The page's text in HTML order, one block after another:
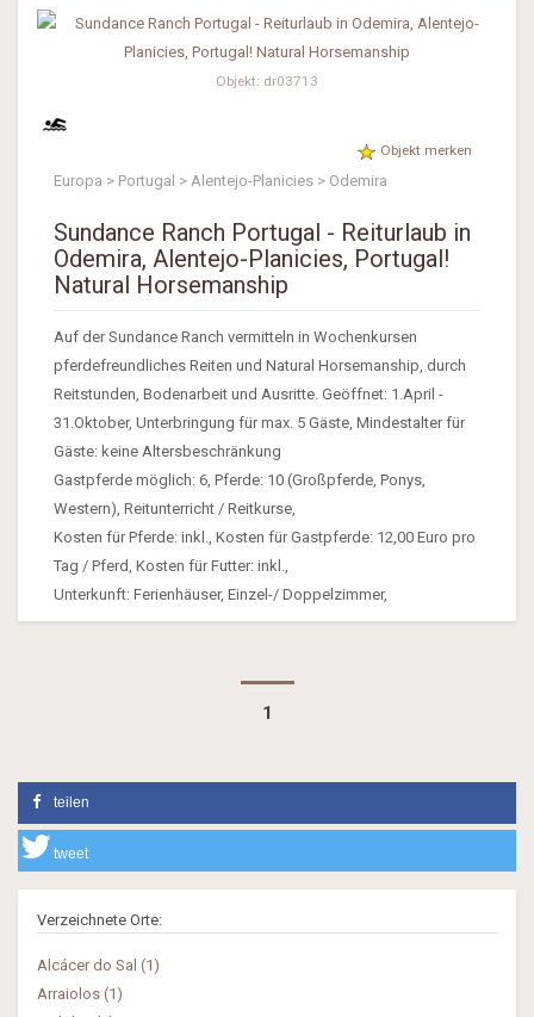
Objekt: dr03713
Objekt merken
Europa > Portugal > Alentejo-Planicies > Odemira
Sundance Ranch Portugal - Reiturlaub in
Odemira, Alentejo-Planicies, Portugal!
Natural Horsemanship
Auf der Sundance Ranch vermitteln in Wochenkursen
pferdefreundliches Reiten und Natural Horsemanship, durch
Reitstunden, Bodenarbeit und Ausritte. Geöffnet: 1.April -
31.Oktober, Unterbringung für max. 5 Gäste, Mindestalter für
Gäste: keine Altersbeschränkung
Gastpferde möglich: 6, Pferde: 10 (Großpferde, Ponys,
Western), Reitunterricht / Reitkurse,
Kosten für Pferde: inkl., Kosten für Gastpferde: 12,00 Euro pro
Tag / Pferd, Kosten für Futter: inkl.,
Unterkunft: Ferienhäuser, Einzel-/ Doppelzimmer,
1
teilen
tweet
Verzeichnete Orte:
Alcácer do Sal (1)
Arraiolos (1)